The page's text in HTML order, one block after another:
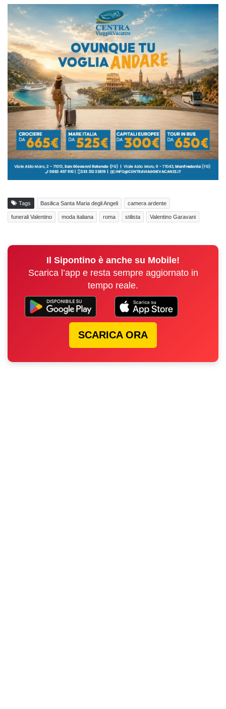
Tags Basilica Santa Maria degli Angeli camera ardente
funerali Valentino moda italiana roma stilista Valentino Garavani
Il Sipontino è anche su Mobile!
Scarica l’app e resta sempre aggiornato in
tempo reale.
SCARICA ORA